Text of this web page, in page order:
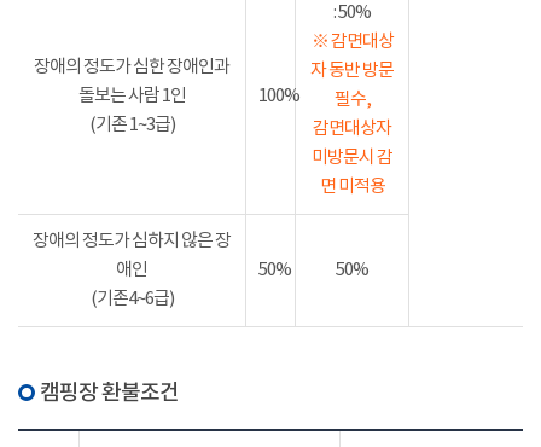
: 50%
※ 감면대상
자 동반 방문
필수,
감면대상자
미방문시 감
면 미적용
장애의 정도가 심한 장애인과
돌보는 사람 1인
(기존 1~3급)
100%
장애의 정도가 심하지 않은 장
애인
(기존4~6급)
50% 50%
캠핑장 환불조건